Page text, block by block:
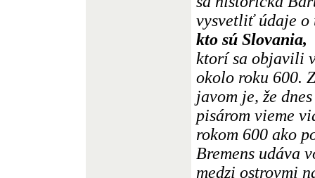
vysvetliť údaje o
kto sú Slovania,
ktorí sa objavili
okolo roku 600.
javom je, že
pisárom vieme
rokom 600 ako
Bremens udáva
medzi ostrovmi